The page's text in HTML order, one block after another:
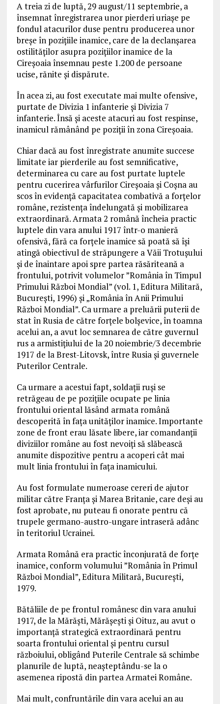
A treia zi de luptă, 29 august/11 septembrie, a
însemnat înregistrarea unor pierderi uriașe pe
fondul atacurilor duse pentru producerea unor
breșe în pozițiile inamice, care de la declanșarea
ostilităților asupra pozițiilor inamice de la
Cireșoaia însemnau peste 1.200 de persoane
ucise, rănite și dispărute.
În acea zi, au fost executate mai multe ofensive,
purtate de Divizia 1 infanterie și Divizia 7
infanterie. Însă și aceste atacuri au fost respinse,
inamicul rămânând pe poziții în zona Cireșoaia.
Chiar dacă au fost înregistrate anumite succese
limitate iar pierderile au fost semnificative,
determinarea cu care au fost purtate luptele
pentru cucerirea vârfurilor Cireșoaia și Coșna au
scos în evidență capacitatea combativă a forțelor
române, rezistența îndelungată și mobilizarea
extraordinară. Armata 2 română încheia practic
luptele din vara anului 1917 într-o manieră
ofensivă, fără ca forțele inamice să poată să își
atingă obiectivul de străpungere a Văii Trotușului
și de înaintare apoi spre partea răsăriteană a
frontului, potrivit volumelor ”România în Timpul
Primului Război Mondial” (vol. 1, Editura Militară,
București, 1996) și „România în Anii Primului
Război Mondial”. Ca urmare a preluării puterii de
stat în Rusia de către forțele bolșevice, în toamna
acelui an, a avut loc semnarea de către guvernul
rus a armistițiului de la 20 noiembrie/3 decembrie
1917 de la Brest-Litovsk, între Rusia și guvernele
Puterilor Centrale.
Ca urmare a acestui fapt, soldații ruși se
retrăgeau de pe pozițiile ocupate pe linia
frontului oriental lăsând armata română
descoperită în fața unităților inamice. Importante
zone de front erau lăsate libere, iar comandanții
diviziilor române au fost nevoiți să slăbească
anumite dispozitive pentru a acoperi cât mai
mult linia frontului în fața inamicului.
Au fost formulate numeroase cereri de ajutor
militar către Franța și Marea Britanie, care deși au
fost aprobate, nu puteau fi onorate pentru că
trupele germano-austro-ungare intraseră adânc
în teritoriul Ucrainei.
Armata Română era practic înconjurată de forțe
inamice, conform volumului ”România în Primul
Război Mondial”, Editura Militară, București,
1979.
Bătăliile de pe frontul românesc din vara anului
1917, de la Mărăști, Mărășești și Oituz, au avut o
importanță strategică extraordinară pentru
soarta frontului oriental și pentru cursul
războiului, obligând Puterile Centrale să schimbe
planurile de luptă, neașteptându-se la o
asemenea ripostă din partea Armatei Române.
Mai mult, confruntările din vara acelui an au